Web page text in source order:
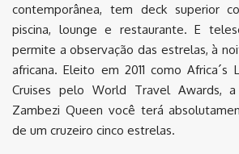
contemporânea, tem deck superior
piscina, lounge e restaurante. E
permite a observação das estrelas, à
africana. Eleito em 2011 como Africa´s
Cruises pelo World Travel Awards,
Zambezi Queen você terá
de um cruzeiro cinco estrelas.